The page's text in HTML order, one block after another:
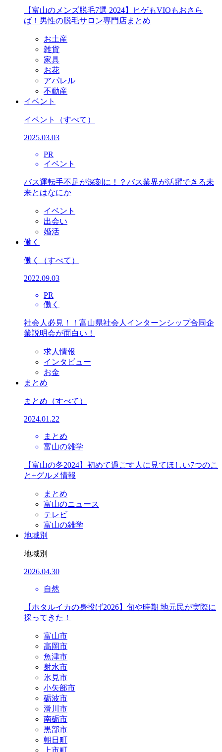
【富山のメンズ脱毛7選 2024】ヒゲもVIOもおさら
ば！男性の脱毛サロン専門店まとめ
お土産
雑貨
家具
お花
アパレル
不動産
イベント
イベント （すべて）
2025.03.03
PR
イベント
バス運転手不足が深刻に！？バス業界が活躍できる未
来とはなにか
イベント
出会い
婚活
働く
働く （すべて）
2022.09.03
PR
働く
社会人必見！！富山県社会人インターンシップ合同企
業説明会が面白い！
求人情報
インタビュー
お金
まとめ
まとめ （すべて）
2024.01.22
まとめ
富山の雑学
【富山の冬2024】初めて過ごす人に見てほしい7つのこ
と+グルメ情報
まとめ
富山のニュース
テレビ
富山の雑学
地域別
地域別
2026.04.30
自然
【ホタルイカの身投げ2026】旬や時期 地元民が実際に
採ってきた！
富山市
高岡市
魚津市
射水市
氷見市
小矢部市
砺波市
滑川市
南砺市
黒部市
朝日町
上市町